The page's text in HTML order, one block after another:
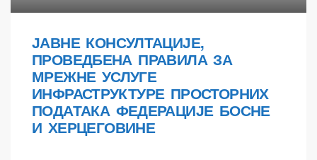
ЈАВНЕ КОНСУЛТАЦИЈЕ,
ПРОВЕДБЕНА ПРАВИЛА ЗА
МРЕЖНЕ УСЛУГЕ
ИНФРАСТРУКТУРЕ ПРОСТОРНИХ
ПОДАТАКА ФЕДЕРАЦИЈЕ БОСНЕ
И ХЕРЦЕГОВИНЕ